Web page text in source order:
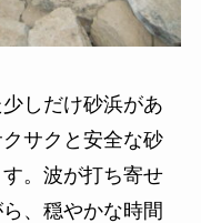
しだけ砂浜があ
サクと安全な砂
。波が打ち寄せ
、穏やかな時間